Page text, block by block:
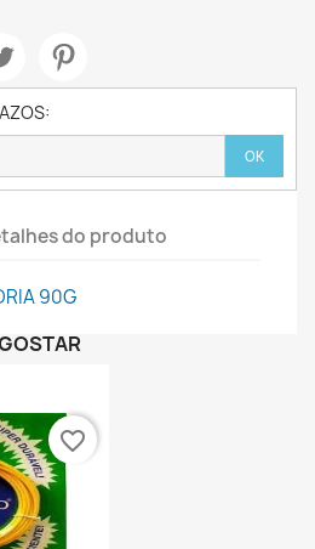
OK
do produto
90G
favorite_border